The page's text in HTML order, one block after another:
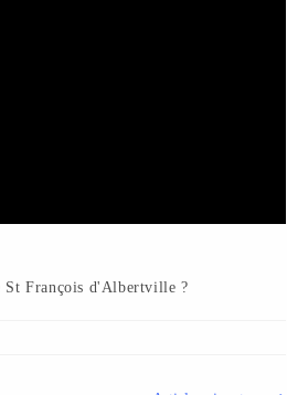
St François d'Albertville ?